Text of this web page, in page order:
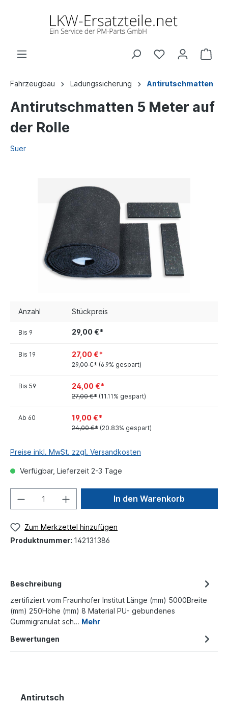
Fahrzeugbau Ladungssicherung Antirutschmatten
Antirutschmatten 5 Meter auf
der Rolle
Suer
Anzahl Stückpreis
Bis 9 29,00 €*
Bis 19 27,00 €*
29,00 €* (6.9% gespart)
Bis 59 24,00 €*
27,00 €* (11.11% gespart)
Ab 60 19,00 €*
24,00 €* (20.83% gespart)
Preise inkl. MwSt. zzgl. Versandkosten
Verfügbar, Lieferzeit 2-3 Tage
In den Warenkorb
Zum Merkzettel hinzufügen
Produktnummer: 142131386
Beschreibung
zertifiziert vom Fraunhofer Institut Länge (mm) 5000Breite
(mm) 250Höhe (mm) 8 Material PU- gebundenes
Gummigranulat sch… Mehr
Bewertungen
Antirutsch